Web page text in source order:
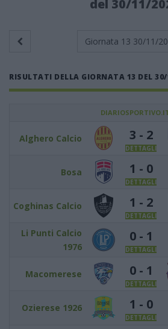
del 30/11/
Giornata 13 30/11/
RISULTATI DELLA GIORNATA 13 DEL
Alghero Calcio 3 - 2
DETTAGLI
Bosa 1 - 0
DETTAGLI
Coghinas Calcio 1 - 2
DETTAGLI
Li Punti Calcio
1976
0 - 1
DETTAGLI
Macomerese 0 - 1
DETTAGLI
Ozierese 1926 1 - 0
DETTAGLI